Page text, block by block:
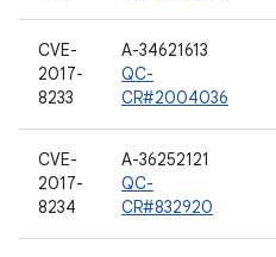
CVE-
2017-
8233
A-34621613
QC-
CR#2004036
CVE-
2017-
8234
A-36252121
QC-
CR#832920